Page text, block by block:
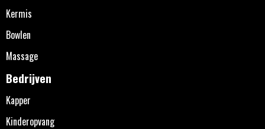
Kermis
Bowlen
Massage
Bedrijven
Kapper
Kinderopvang